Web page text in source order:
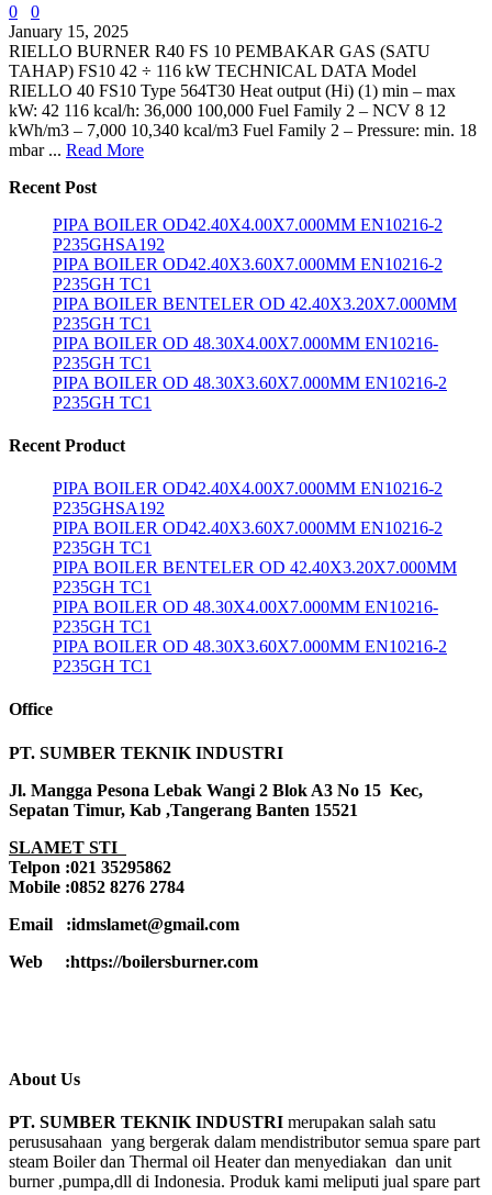
0
0
January 15, 2025
RIELLO BURNER R40 FS 10 PEMBAKAR GAS (SATU
TAHAP) FS10 42 ÷ 116 kW TECHNICAL DATA Model
RIELLO 40 FS10 Type 564T30 Heat output (Hi) (1) min – max
kW: 42 116 kcal/h: 36,000 100,000 Fuel Family 2 – NCV 8 12
kWh/m3 – 7,000 10,340 kcal/m3 Fuel Family 2 – Pressure: min. 18
mbar ... Read More
Recent Post
PIPA BOILER OD42.40X4.00X7.000MM EN10216-2
P235GHSA192
PIPA BOILER OD42.40X3.60X7.000MM EN10216-2
P235GH TC1
PIPA BOILER BENTELER OD 42.40X3.20X7.000MM
P235GH TC1
PIPA BOILER OD 48.30X4.00X7.000MM EN10216-
P235GH TC1
PIPA BOILER OD 48.30X3.60X7.000MM EN10216-2
P235GH TC1
Recent Product
PIPA BOILER OD42.40X4.00X7.000MM EN10216-2
P235GHSA192
PIPA BOILER OD42.40X3.60X7.000MM EN10216-2
P235GH TC1
PIPA BOILER BENTELER OD 42.40X3.20X7.000MM
P235GH TC1
PIPA BOILER OD 48.30X4.00X7.000MM EN10216-
P235GH TC1
PIPA BOILER OD 48.30X3.60X7.000MM EN10216-2
P235GH TC1
Office
PT. SUMBER TEKNIK INDUSTRI
Jl. Mangga Pesona Lebak Wangi 2 Blok A3 No 15 Kec,
Sepatan Timur, Kab ,Tangerang Banten 15521
SLAMET STI
Telpon :021 35295862
Mobile :0852 8276 2784
Email :idmslamet@gmail.com
Web :https://boilersburner.com
About Us
PT. SUMBER TEKNIK INDUSTRI merupakan salah satu
perususahaan yang bergerak dalam mendistributor semua spare part
steam Boiler dan Thermal oil Heater dan menyediakan dan unit
burner ,pumpa,dll di Indonesia. Produk kami meliputi jual spare part